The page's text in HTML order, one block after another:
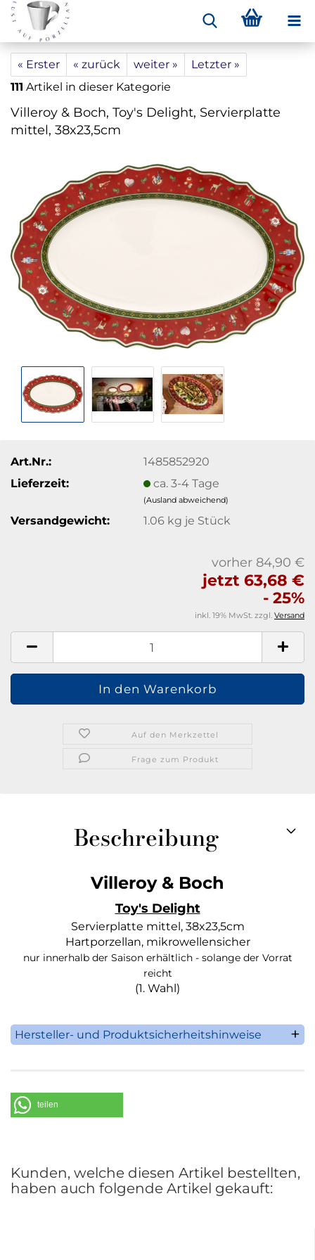
« Erster « zurück weiter »
Letzter »
111 Artikel in dieser Kategorie
Villeroy & Boch, Toy's Delight, Servierplatte
mittel, 38x23,5cm
Art.Nr.:
1485852920
Lieferzeit:
ca. 3-4 Tage
(Ausland abweichend)
Versandgewicht: 1.06 kg je Stück
vorher 84,90 €
jetzt 63,68 €
- 25%
inkl. 19% MwSt. zzgl. Versand
Auf den Merkzettel
Frage zum Produkt
Beschreibung
Villeroy & Boch
Toy's Delight
Servierplatte mittel, 38x23,5cm
Hartporzellan, mikrowellensicher
nur innerhalb der Saison erhältlich - solange der Vorrat
reicht
(1. Wahl)
Hersteller- und Produktsicherheitshinweise
Telefon: +49 (0) 68 64 / 81 0
teilen
Kunden, welche diesen Artikel bestellten,
haben auch folgende Artikel gekauft: